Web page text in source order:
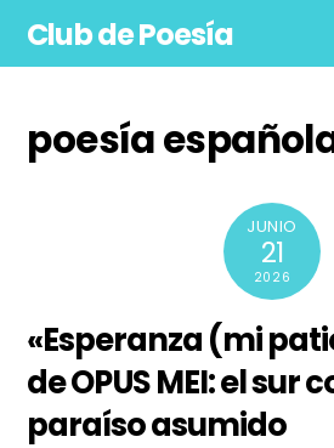
Club de Poesía
poesía
JUNIO
21
2026
«Esperanza (mi
de OPUS MEI: el sur
paraíso asumido